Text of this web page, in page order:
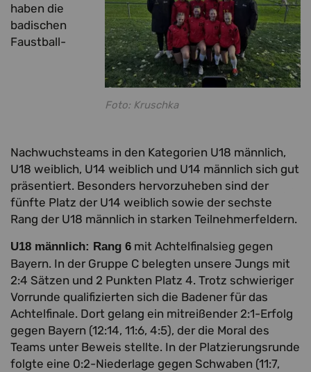
Foto: Kruschka
haben die
badischen
Faustball-
Nachwuchsteams in den Kategorien U18 männlich,
U18 weiblich, U14 weiblich und U14 männlich sich gut
präsentiert. Besonders hervorzuheben sind der
fünfte Platz der U14 weiblich sowie der sechste
Rang der U18 männlich in starken Teilnehmerfeldern.
U18 männlich: Rang 6 mit Achtelfinalsieg gegen
Bayern. In der Gruppe C belegten unsere Jungs mit
2:4 Sätzen und 2 Punkten Platz 4. Trotz schwieriger
Vorrunde qualifizierten sich die Badener für das
Achtelfinale. Dort gelang ein mitreißender 2:1-Erfolg
gegen Bayern (12:14, 11:6, 4:5), der die Moral des
Teams unter Beweis stellte. In der Platzierungsrunde
folgte eine 0:2-Niederlage gegen Schwaben (11:7,